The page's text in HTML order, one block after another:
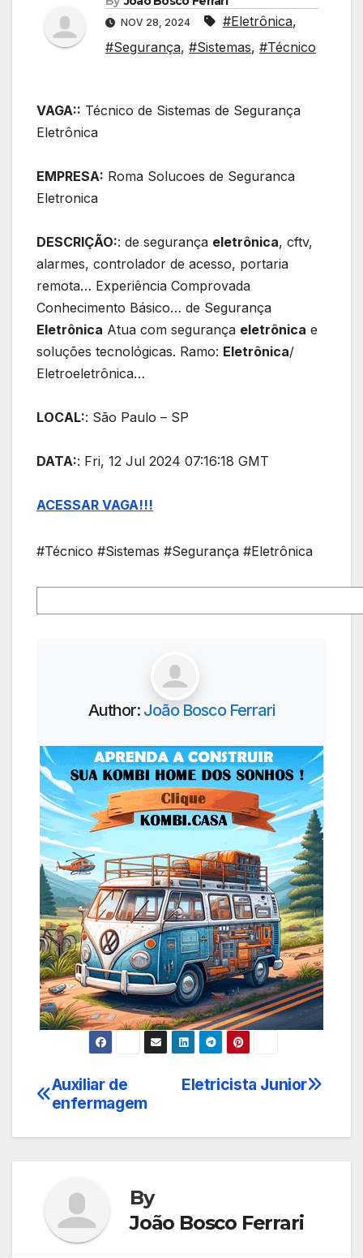
NOV 28, 2024 #Eletrônica,
#Segurança, #Sistemas, #Técnico
VAGA:: Técnico de Sistemas de Segurança
Eletrônica
EMPRESA: Roma Solucoes de Seguranca
Eletronica
DESCRIÇÃO:: de segurança eletrônica, cftv,
alarmes, controlador de acesso, portaria
remota… Experiência Comprovada
Conhecimento Básico… de Segurança
Eletrônica Atua com segurança eletrônica e
soluções tecnológicas. Ramo: Eletrônica/
Eletroeletrônica…
LOCAL:: São Paulo – SP
DATA:: Fri, 12 Jul 2024 07:16:18 GMT
ACESSAR VAGA!!!
#Técnico #Sistemas #Segurança #Eletrônica
Author: João Bosco Ferrari
Navegação
Eletricista Junior
Auxiliar de
enfermagem
By
João Bosco Ferrari